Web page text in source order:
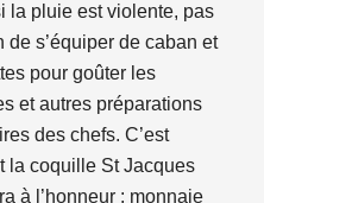
la pluie est violente, pas
de s’équiper de caban et
pour goûter les
et autres préparations
des chefs. C’est
la coquille St Jacques
à l’honneur : monnaie